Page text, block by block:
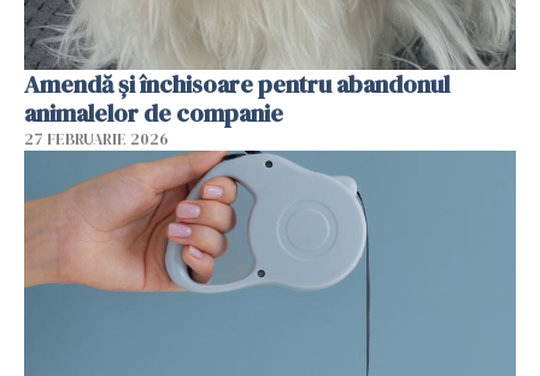
Amendă și închisoare pentru abandonul
animalelor de companie
27 FEBRUARIE 2026